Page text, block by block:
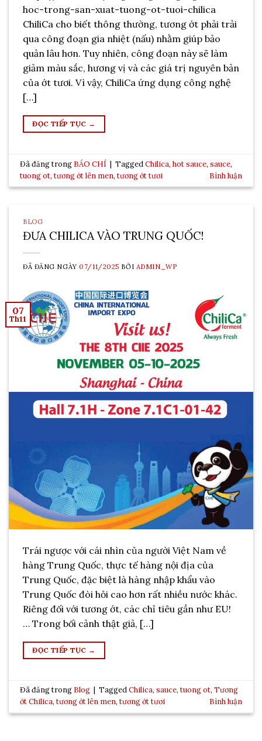
hoc-trong-san-xuat-tuong-ot-tuoi-chilica
ChiliCa cho biết thông thường, tương ớt phải trải
qua công đoạn gia nhiệt (nấu) nhằm giúp bảo
quản lâu hơn. Tuy nhiên, công đoạn này sẽ làm
giảm màu sắc, hương vị và các giá trị nguyên bản
của ớt tươi. Vì vậy, ChiliCa ứng dụng công nghệ
[…]
ĐỌC TIẾP TỤC →
Đã đăng trong BÁO CHÍ | TaggedChilica,hot sauce,sauce,
tuong ot,tương ớt lên men,tương ớt tươi Bình luận
BLOG
ĐƯA CHILICA VÀO TRUNG QUỐC!
ĐÃ ĐĂNG NGÀY07/11/2025 BỞI ADMIN_WP
07
Th11
Trái ngược với cái nhìn của người Việt Nam về
hàng Trung Quốc, thực tế hàng nội địa của
Trung Quốc, đặc biệt là hàng nhập khẩu vào
Trung Quốc đòi hỏi cao hơn rất nhiều nước khác.
Riêng đối với tương ớt, các chỉ tiêu gần như EU!
… Trong bối cảnh thật giả, […]
ĐỌC TIẾP TỤC →
Đã đăng trong Blog | TaggedChilica,sauce,tuong ot,Tương
ớt Chilica,tương ớt lên men,tương ớt tươi Bình luận